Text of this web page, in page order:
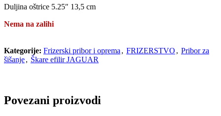
Duljina oštrice 5.25″ 13,5 cm
Nema na zalihi
Kategorije: Frizerski pribor i oprema , FRIZERSTVO , Pribor za
šišanje, Škare efilir JAGUAR
Povezani proizvodi